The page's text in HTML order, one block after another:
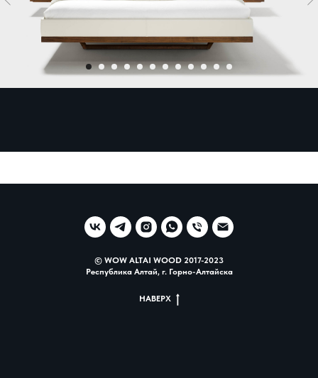
© WOW ALTAI WOOD 2017-2023
Республика Алтай, г. Горно-Алтайска
НАВЕРХ